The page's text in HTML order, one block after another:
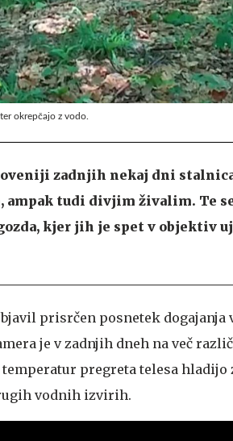
okrepčajo z vodo.
zadnjih nekaj dni
tudi divjim živalim. Te
kjer jih je spet v objektiv
prisrčen posnetek dogajanja
je v zadnjih dneh na več
pregreta telesa hladijo
vodnih izvirih.